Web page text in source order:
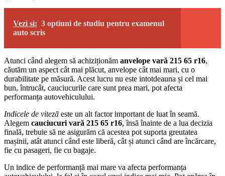
Vezi si: 3 optiuni de studiu pentru examenul
auto scris
Atunci când alegem să achiziționăm anvelope vară 215 65 r16,
căutăm un aspect cât mai plăcut, anvelope cât mai mari, cu o
durabilitate pe măsură. Acest lucru nu este intotdeauna și cel mai
bun, întrucât, cauciucurile care sunt prea mari, pot afecta
performanța autovehiculului.
Indicele de viteză este un alt factor important de luat în seamă.
Alegem cauciucuri vară 215 65 r16, însă înainte de a lua decizia
finală, trebuie să ne asigurăm că acestea pot suporta greutatea
mașinii, atât atunci când este liberă, cât și atunci când are încărcare,
fie cu pasageri, fie cu bagaje.
Un indice de performanță mai mare va afecta performanța